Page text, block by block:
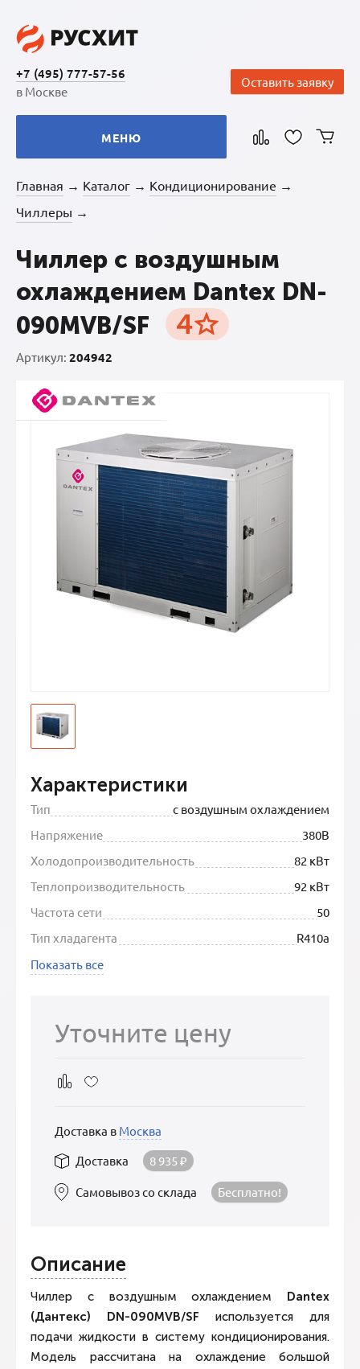
+7 (495) 777-57-56
в Москве
Оставить заявку
МЕНЮ
Главная → Каталог → Кондиционирование →
Чиллеры →
Чиллер с воздушным
охлаждением Dantex DN-
090MVB/SF
4
Артикул: 204942
Характеристики
Тип
с воздушным охлаждением
Напряжение
380В
Холодопроизводительность
82 кВт
Теплопроизводительность
92 кВт
Частота сети
50
Тип хладагента
R410a
Показать все
Уточните цену
Доставка в Москва
Доставка
8 935 ₽
Самовывоз со склада Бесплатно!
Описание
Чиллер с воздушным охлаждением Dantex
(Дантекс) DN-090MVB/SF используется для
подачи жидкости в систему кондиционирования.
Модель рассчитана на охлаждение большой